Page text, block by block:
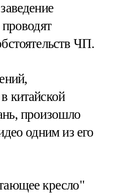
ЧП.
китайской
произошло
одним из его
кресло"